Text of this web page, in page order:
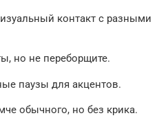
контакт с разными
но не переборщите.
паузы для акцентов.
обычного, но без крика.